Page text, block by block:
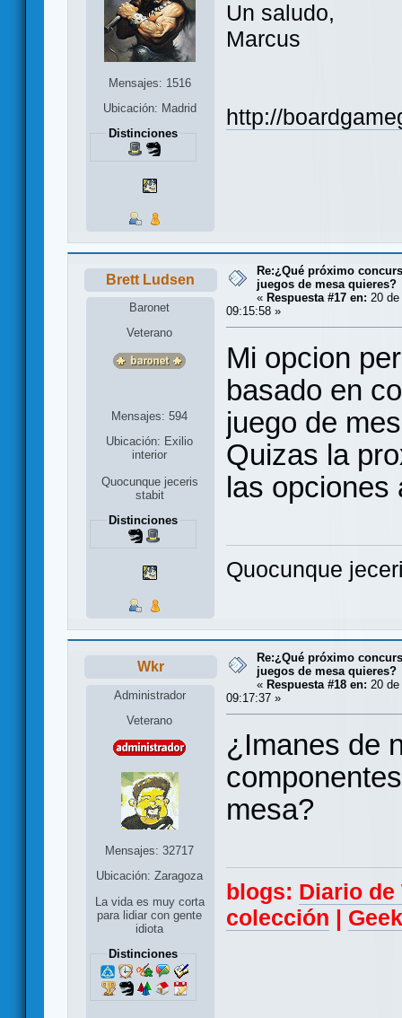
Mensajes: 1516
Ubicación: Madrid
Distinciones
Un saludo,
Marcus
http://
Brett Ludsen
Baronet
Veterano
Mensajes: 594
Ubicación: Exilio
interior
Quocunque jeceris
stabit
Distinciones
Re:¿Qué próximo
juegos de mesa quieres?
« Respuesta #17 en: 20
09:15:58 »
Mi opcion
basado en
juego de
Quizas la
las opciones
Quocunque
Wkr
Administrador
Veterano
Mensajes: 32717
Ubicación: Zaragoza
La vida es muy corta
para lidiar con gente
idiota
Distinciones
Re:¿Qué próximo
juegos de mesa quieres?
« Respuesta #18 en: 20
09:17:37 »
¿Imanes de
mesa?
blogs: Diario
colección